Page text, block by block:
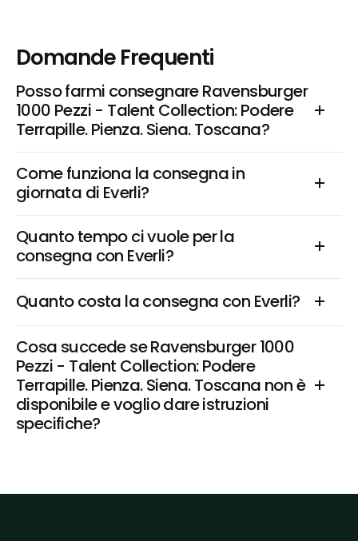
Domande Frequenti
Posso farmi consegnare Ravensburger
1000 Pezzi - Talent Collection: Podere
Terrapille. Pienza. Siena. Toscana?
Come funziona la consegna in
giornata di Everli?
Quanto tempo ci vuole per la
consegna con Everli?
Quanto costa la consegna con Everli?
Cosa succede se Ravensburger 1000
Pezzi - Talent Collection: Podere
Terrapille. Pienza. Siena. Toscana non è
disponibile e voglio dare istruzioni
specifiche?